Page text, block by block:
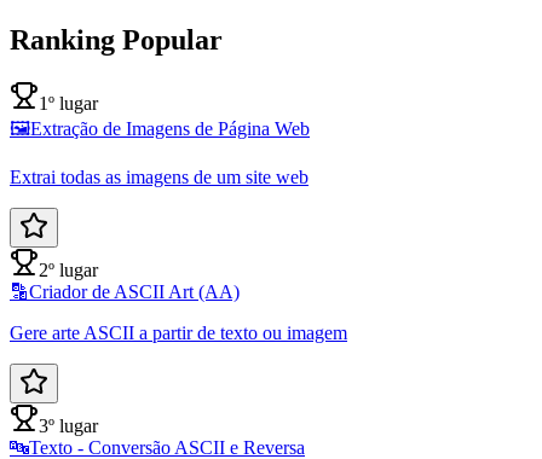
Ranking Popular
1º lugar
🖼️Extração de Imagens de Página Web
Extrai todas as imagens de um site web
2º lugar
🔡Criador de ASCII Art (AA)
Gere arte ASCII a partir de texto ou imagem
3º lugar
🔤Texto - Conversão ASCII e Reversa